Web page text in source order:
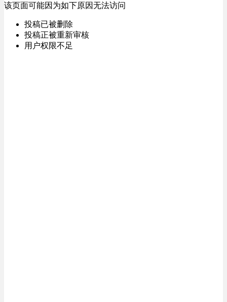
该页面可能因为如下原因无法访问
投稿已被删除
投稿正被重新审核
用户权限不足